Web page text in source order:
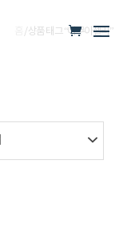
/ 상품 태그 “아쿠아젤리”